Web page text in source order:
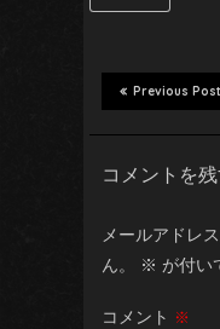
Previous Post
コメントを
メールアドレ
ん。
※ が付い
コメント ※